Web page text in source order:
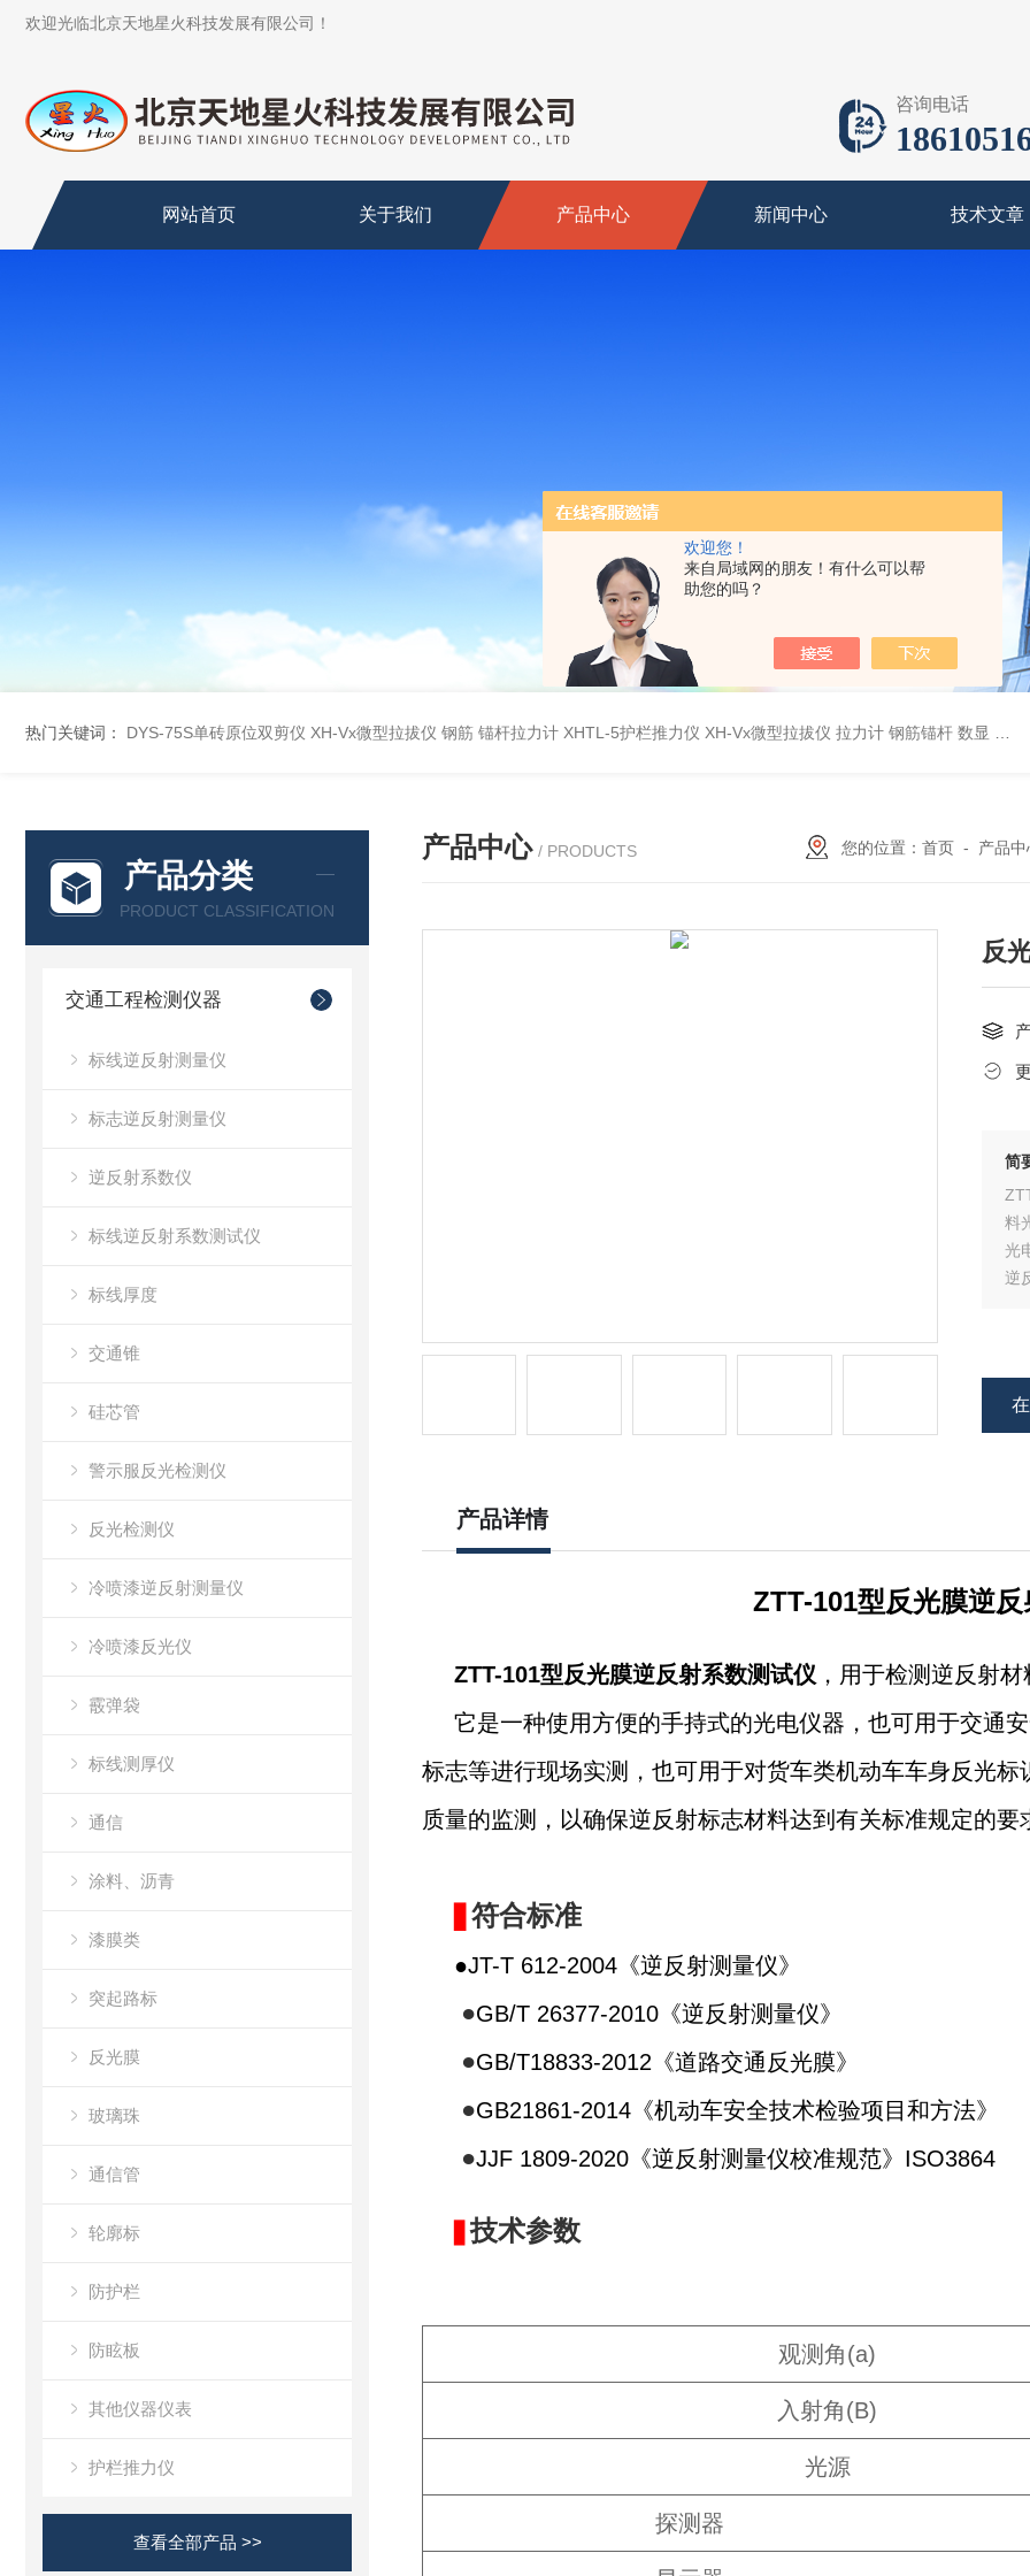
欢迎您！
来自局域网的朋友！有什么可以帮
助您的吗？
欢迎光临北京天地星火科技发展有限公司！
咨询电话
网站首页 关于我们 产品中心 新闻中心 技术文章
热门关键词： DYS-75S单砖原位双剪仪 XH-Vx微型拉拔仪 钢筋 锚杆拉力计 XHTL-5护栏推力仪 XH-Vx微型拉拔仪 拉力计 钢筋锚杆 数显
产品分类
PRODUCT CLASSIFICATION
交通工程检测仪器
标线逆反射测量仪
标志逆反射测量仪
逆反射系数仪
标线逆反射系数测试仪
标线厚度
交通锥
硅芯管
警示服反光检测仪
反光检测仪
冷喷漆逆反射测量仪
冷喷漆反光仪
霰弹袋
标线测厚仪
通信
涂料、沥青
漆膜类
突起路标
反光膜
玻璃珠
通信管
轮廓标
防护栏
防眩板
其他仪器仪表
护栏推力仪
查看全部产品 >>
产品中心 / PRODUCTS 您的位置： 首页- 产品中
反
简
料
光
逆
产品详情
ZTT-101型反光膜逆
ZTT-101型反光膜逆反射系数测试仪 ，用于检测逆反射
它是一种使用方便的手持式的光电仪器，也可用于交通
标志等进行现场实测，也可用于对货车类机动车车身反光
质量的监测，以确保逆反射标志材料达到有关标准规定的要
符合标准
●JT-T 612-2004《逆反射测量仪》
●GB/T 26377-2010《逆反射测量仪》
●GB/T18833-2012《道路交通反光膜》
●GB21861-2014《机动车安全技术检验项目和方法》
●JJF 1809-2020《逆反射测量仪校准规范》ISO3864
▋技术参数
观测角(a)
入射角(B)
光源
探测器